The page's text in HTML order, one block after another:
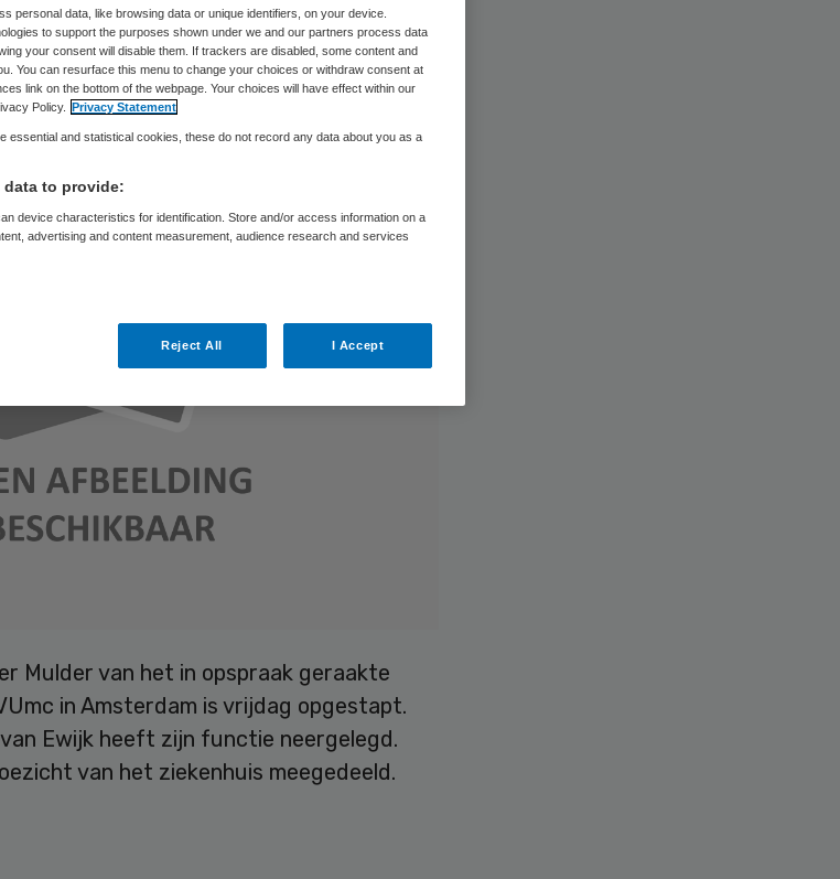
24 augustus 2012 20:30 86 keer gelezen
Mulder van het in opspraak geraakte
in Amsterdam is vrijdag opgestapt.
Ewijk heeft zijn functie neergelegd.
van het ziekenhuis meegedeeld.
personal data, like browsing data or unique identifiers, on your device.
to support the purposes shown under we and our partners process data
your consent will disable them. If trackers are disabled, some content and
You can resurface this menu to change your choices or withdraw consent at
link on the bottom of the webpage. Your choices will have effect within our
Policy. Privacy Statement
essential and statistical cookies, these do not record any data about you as a
data to provide:
device characteristics for identification. Store and/or access information on a
advertising and content measurement, audience research and services
Reject All I Accept